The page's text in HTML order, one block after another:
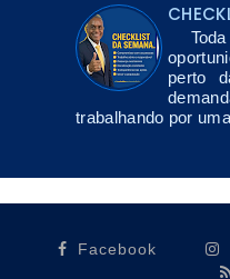
Toda
perto
trabalhando por
Facebook